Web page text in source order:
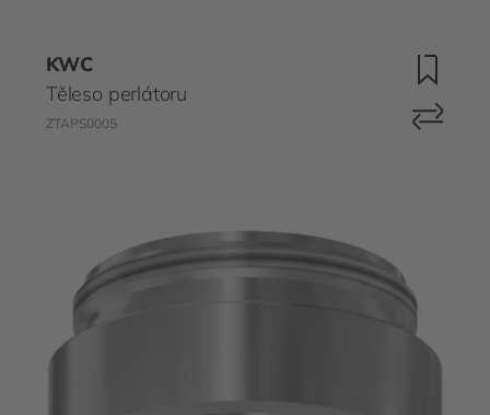
KWC
Těleso perlátoru
ZTAPS0005